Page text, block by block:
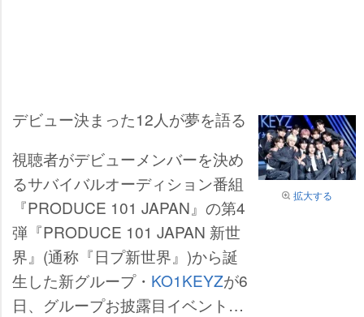
拡大する
デビュー決まった12人が夢を語る
視聴者がデビューメンバーを決め
るサバイバルオーディション番組
『PRODUCE 101 JAPAN』の第4
弾『PRODUCE 101 JAPAN 新世
界』(通称『日プ新世界』)から誕
生した新グループ・ KO1KEYZが6
日、グループお披露目イベントに